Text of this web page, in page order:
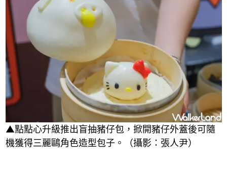
▲點點心升級推出盲抽豬仔包，掀開豬仔外蓋後可隨
機獲得三麗鷗角色造型包子。（攝影：張人尹）